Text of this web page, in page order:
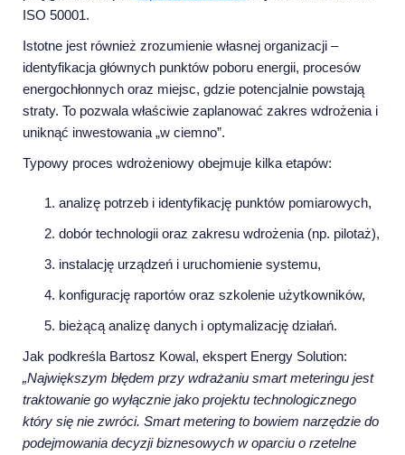
ISO 50001.
Istotne jest również zrozumienie własnej organizacji –
identyfikacja głównych punktów poboru energii, procesów
energochłonnych oraz miejsc, gdzie potencjalnie powstają
straty. To pozwala właściwie zaplanować zakres wdrożenia i
uniknąć inwestowania „w ciemno”.
Typowy proces wdrożeniowy obejmuje kilka etapów:
analizę potrzeb i identyfikację punktów pomiarowych,
dobór technologii oraz zakresu wdrożenia (np. pilotaż),
instalację urządzeń i uruchomienie systemu,
konfigurację raportów oraz szkolenie użytkowników,
bieżącą analizę danych i optymalizację działań.
Jak podkreśla Bartosz Kowal, ekspert Energy Solution:
„Największym błędem przy wdrażaniu smart meteringu jest
traktowanie go wyłącznie jako projektu technologicznego
który się nie zwróci. Smart metering to bowiem narzędzie do
podejmowania decyzji biznesowych w oparciu o rzetelne